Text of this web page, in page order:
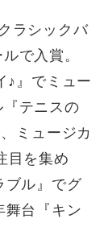
ラシックバ
で入賞。
♪』でミュー
テニスの
ミュージカ
目を集め
ブル』でグ
舞台『キン